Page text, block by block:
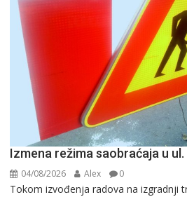
Izmena režima saobraćaja u ul.
04/08/2026 Alex 0
Tokom izvođenja radova na izgradnji